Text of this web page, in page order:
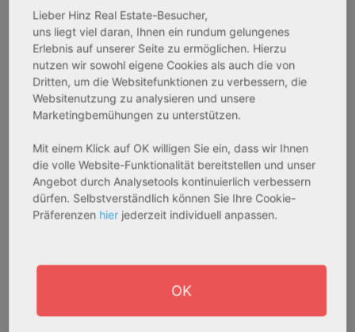
233.556,67 € - 349.016,67 €
AfA Degressive 5,00 %
Rendite:
Pflegeapartment
Sofortmiete
Rendite:
Assetklasse:
Pflegeapartment
Lieber Hinz Real Estate-Besucher,
uns liegt viel daran, Ihnen ein rundum gelungenes
Erlebnis auf unserer Seite zu ermöglichen. Hierzu
nutzen wir sowohl eigene Cookies als auch die von
Dritten, um die Websitefunktionen zu verbessern, die
Websitenutzung zu analysieren und unsere
Marketingbemühungen zu unterstützen.
Mit einem Klick auf OK willigen Sie ein, dass wir Ihnen
die volle Website-Funktionalität bereitstellen und unser
Angebot durch Analysetools kontinuierlich verbessern
dürfen. Selbstverständlich können Sie Ihre Cookie-
Präferenzen hier jederzeit individuell anpassen.
OK